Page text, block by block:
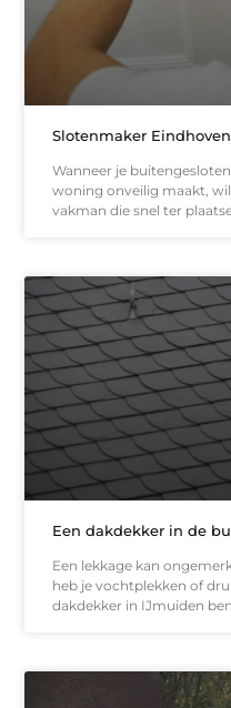
Slotenmaker Eindhoven
Wanneer je
woning onveilig maakt,
vakman die snel ter
Een dakdekker in de
Een lekkage kan
heb je vochtplekken of
dakdekker in IJmuiden